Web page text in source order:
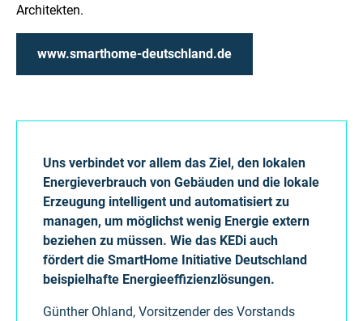
Architekten.
www.smarthome-deutschland.de
Uns verbindet vor allem das Ziel, den lokalen
Energieverbrauch von Gebäuden und die lokale
Erzeugung intelligent und automatisiert zu
managen, um möglichst wenig Energie extern
beziehen zu müssen. Wie das KEDi auch
fördert die SmartHome Initiative Deutschland
beispielhafte Energieeffizienzlösungen.
Günther Ohland, Vorsitzender des Vorstands